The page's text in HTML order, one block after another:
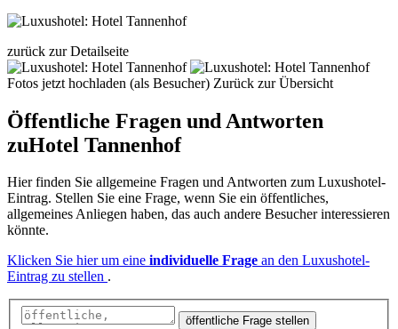
zurück zur Detailseite
Fotos jetzt hochladen (als Besucher) Zurück zur Übersicht
Öffentliche Fragen und Antworten
zuHotel Tannenhof
Hier finden Sie allgemeine Fragen und Antworten zum Luxushotel-
Eintrag. Stellen Sie eine Frage, wenn Sie ein öffentliches,
allgemeines Anliegen haben, das auch andere Besucher interessieren
könnte.
Klicken Sie hier um eine individuelle Frage an den Luxushotel-
Eintrag zu stellen .
öffentliche Frage stellen